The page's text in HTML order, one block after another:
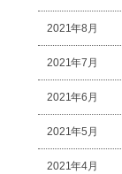
2021年8月
2021年7月
2021年6月
2021年5月
2021年4月